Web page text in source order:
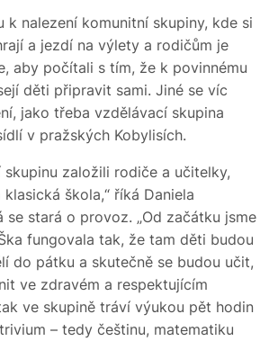
k nalezení komunitní skupiny, kde si
a jezdí na výlety a rodičům je
aby počítali s tím, že k povinnému
děti připravit sami. Jiné se víc
jako třeba vzdělávací skupina
v pražských Kobylisích.
skupinu založili rodiče a učitelky,
škola,“ říká Daniela
se stará o provoz. „Od začátku jsme
fungovala tak, že tam děti budou
do pátku a skutečně se budou učit,
ve zdravém a respektujícím
ve skupině tráví výukou pět hodin
– tedy češtinu, matematiku